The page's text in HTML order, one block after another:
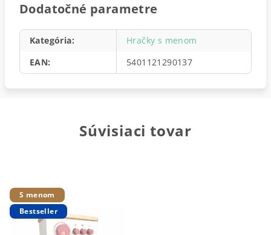
Dodatočné parametre
Kategória:
Hračky s menom
EAN: 5401121290137
Súvisiaci tovar
S menom
Bestseller